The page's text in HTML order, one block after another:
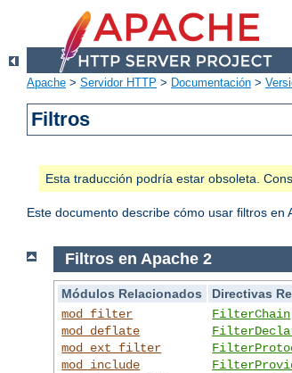
Apache > Servidor HTTP > Documentación >
Filtros
Esta traducción podría estar obsoleta.
Este documento describe cómo usar filtros en
Filtros en Apache 2
Módulos Relacionados
Directivas
mod_filter
mod_deflate
mod_ext_filter
mod_include
FilterChain